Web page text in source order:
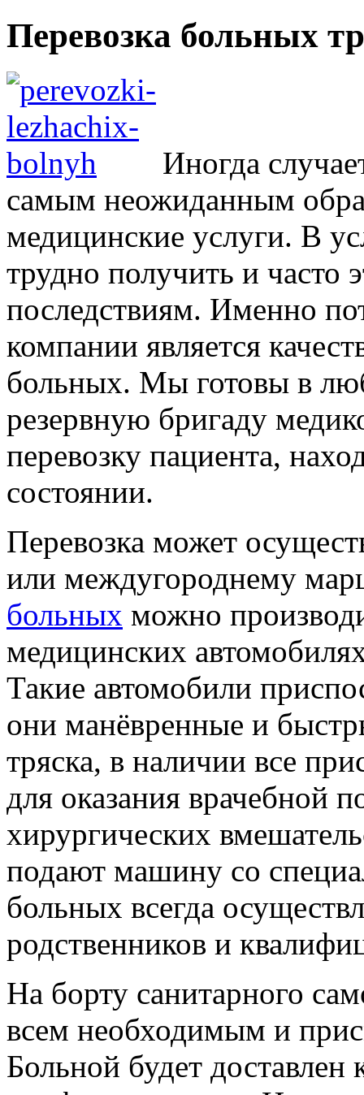
Перевозка больных
Иногда
самым неожиданным
медицинские услуги. В
трудно получить и часто
последствиям. Именно
компании является
больных. Мы готовы в
резервную бригаду
перевозку пациента,
состоянии.
Перевозка может
или междугороднему
больных можно
медицинских
Такие автомобили
они манёвренные и
тряска, в наличии все
для оказания врачебной
хирургических
подают машину со
больных всегда
родственников и
На борту санитарного
всем необходимым и
Больной будет доставлен